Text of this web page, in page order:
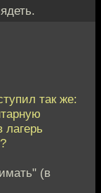
так же:
лагерь
(в